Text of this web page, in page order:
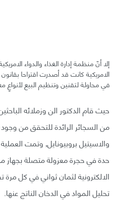
الامريكية كانت قد أصدرت اقتراحا
في محاولة لتقنين وتنظيم البيع لأنواعٍ
من السجائر الرائدة للتحقق من
والاسيتيل بروبيونايل, وتمت
حدة في حجرة معزولة متصلة بجهاز
تحليل المواد في الدخان الناتج عنها.